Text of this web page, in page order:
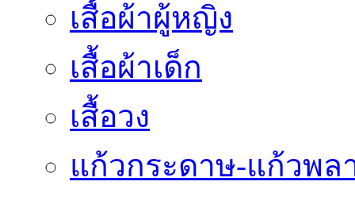
เสื้อผ้าผู้หญิง
เสื้อผ้าเด็ก
เสื้อวง
แก้วกระดาษ-แก้วพล